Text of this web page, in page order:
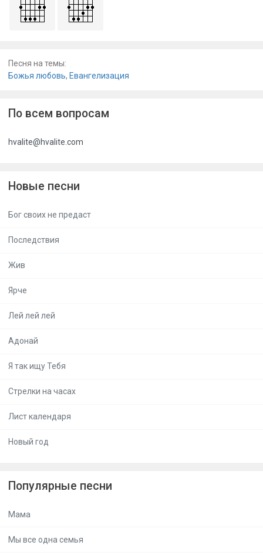
Песня на темы:
Божья любовь, Евангелизация
По всем вопросам
hvalite@hvalite.com
Новые песни
Бог своих не предаст
Последствия
Жив
Ярче
Лей лей лей
Адонай
Я так ищу Тебя
Стрелки на часах
Лист календаря
Новый год
Популярные песни
Мама
Мы все одна семья